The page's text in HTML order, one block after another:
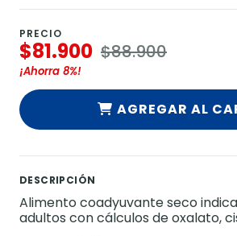
PRECIO
$81.900 $88.900
¡Ahorra 8%!
AGREGAR AL
DESCRIPCIÓN
Alimento coadyuvante seco
adultos con cálculos de oxalato,